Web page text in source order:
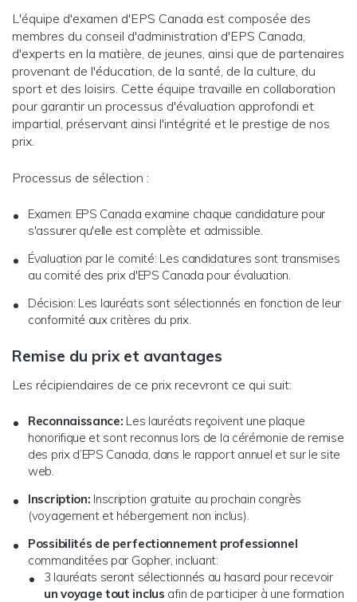
L'équipe d'examen d'EPS Canada est composée des
membres du conseil d'administration d'EPS Canada,
d'experts en la matière, de jeunes, ainsi que de partenaires
provenant de l'éducation, de la santé, de la culture, du
sport et des loisirs. Cette équipe travaille en collaboration
pour garantir un processus d'évaluation approfondi et
impartial, préservant ainsi l'intégrité et le prestige de nos
prix.
Processus de sélection :
Examen: EPS Canada examine chaque candidature pour
s'assurer qu'elle est complète et admissible.
Évaluation par le comité: Les candidatures sont transmises
au comité des prix d'EPS Canada pour évaluation.
Décision: Les lauréats sont sélectionnés en fonction de leur
conformité aux critères du prix.
Remise du prix et avantages
Les récipiendaires de ce prix recevront ce qui suit:
Reconnaissance: Les lauréats reçoivent une plaque
honorifique et sont reconnus lors de la cérémonie de remise
des prix d’EPS Canada, dans le rapport annuel et sur le site
web.
Inscription: Inscription gratuite au prochain congrès
(voyagement et hébergement non inclus).
Possibilités de perfectionnement professionnel
commanditées par Gopher, incluant:
3 lauréats seront sélectionnés au hasard pour recevoir
un voyage tout inclus afin de participer à une formation